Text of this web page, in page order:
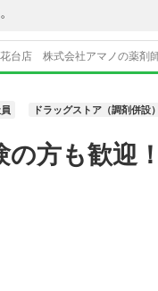
台店 株式会社アマノの薬剤
ドラッグストア（調剤併設）
方も歓迎